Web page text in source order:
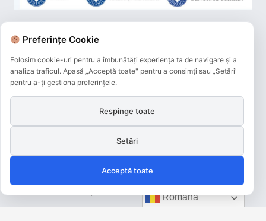
Plățile online efectuate pe acest site
Română
Preferințe Cookie
Folosim cookie-uri pentru a îmbunătăți experiența ta de navigare și a
analiza traficul. Apasă „Acceptă toate" pentru a consimți sau „Setări"
pentru a-ți gestiona preferințele.
Respinge toate
Setări
Acceptă toate